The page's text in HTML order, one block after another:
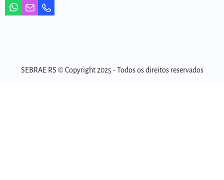
SEBRAE RS © Copyright 2025 - Todos os direitos reservados